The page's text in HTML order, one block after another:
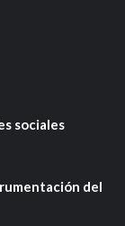
sociales
del